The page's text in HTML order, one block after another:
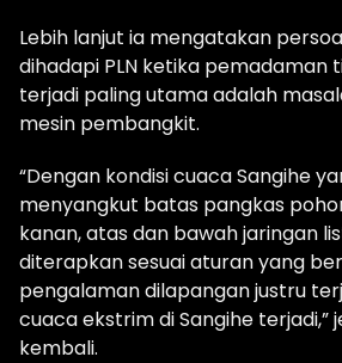
Lebih lanjut ia mengatakan
dihadapi PLN ketika pemadaman
terjadi paling utama adalah
mesin pembangkit.
“Dengan kondisi cuaca Sangihe
menyangkut batas pangkas
kanan, atas dan bawah jaringan
diterapkan sesuai aturan yang
pengalaman dilapangan justru
cuaca ekstrim di Sangihe terjadi,”
kembali.